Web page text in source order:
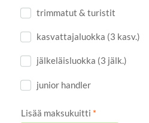
trimmatut & turistit
kasvattajaluokka (3 kasv.)
jälkeläisluokka (3 jälk.)
junior handler
Lisää maksukuitti *